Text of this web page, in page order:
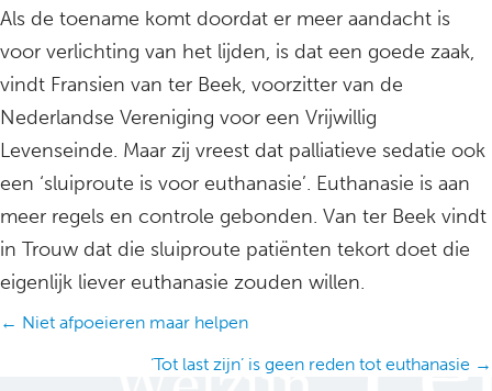
Als de toename komt doordat er meer aandacht is
voor verlichting van het lijden, is dat een goede zaak,
vindt Fransien van ter Beek, voorzitter van de
Nederlandse Vereniging voor een Vrijwillig
Levenseinde. Maar zij vreest dat palliatieve sedatie ook
een ‘sluiproute is voor euthanasie’. Euthanasie is aan
meer regels en controle gebonden. Van ter Beek vindt
in Trouw dat die sluiproute patiënten tekort doet die
eigenlijk liever euthanasie zouden willen.
Posts
← Niet afpoeieren maar helpen
‘Tot last zijn’ is geen reden tot euthanasie →